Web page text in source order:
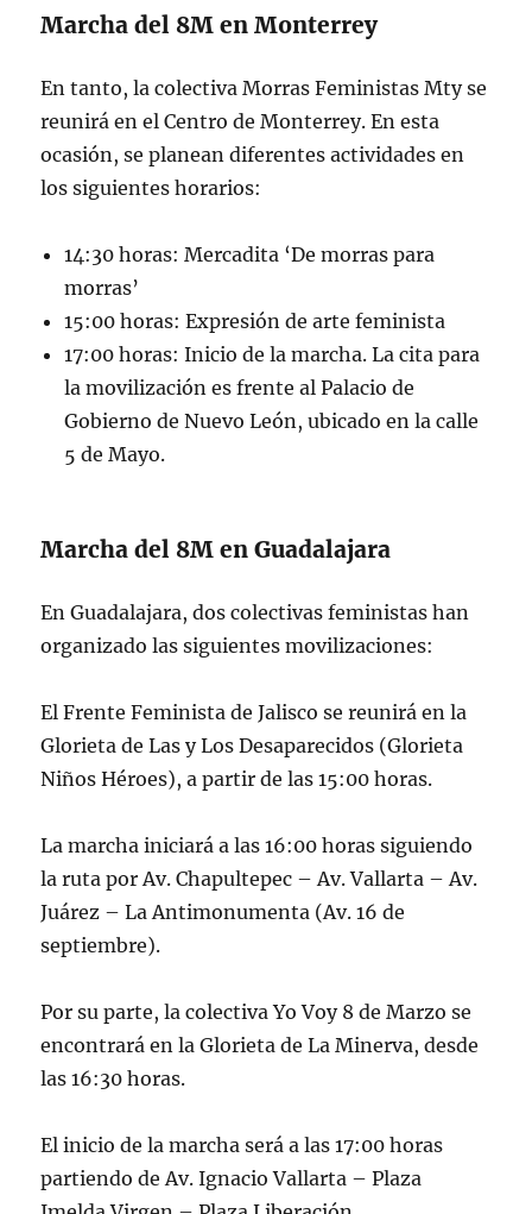
Marcha del 8M en Monterrey
En tanto, la colectiva Morras Feministas Mty se
reunirá en el Centro de Monterrey. En esta
ocasión, se planean diferentes actividades en
los siguientes horarios:
14:30 horas: Mercadita ‘De morras para
morras’
15:00 horas: Expresión de arte feminista
17:00 horas: Inicio de la marcha. La cita para
la movilización es frente al Palacio de
Gobierno de Nuevo León, ubicado en la calle
5 de Mayo.
Marcha del 8M en Guadalajara
En Guadalajara, dos colectivas feministas han
organizado las siguientes movilizaciones:
El Frente Feminista de Jalisco se reunirá en la
Glorieta de Las y Los Desaparecidos (Glorieta
Niños Héroes), a partir de las 15:00 horas.
La marcha iniciará a las 16:00 horas siguiendo
la ruta por Av. Chapultepec – Av. Vallarta – Av.
Juárez – La Antimonumenta (Av. 16 de
septiembre).
Por su parte, la colectiva Yo Voy 8 de Marzo se
encontrará en la Glorieta de La Minerva, desde
las 16:30 horas.
El inicio de la marcha será a las 17:00 horas
partiendo de Av. Ignacio Vallarta – Plaza